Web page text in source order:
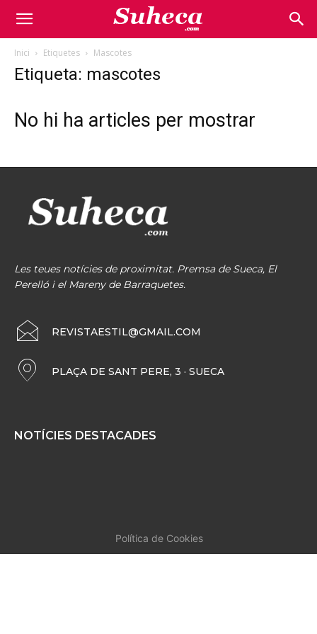
Inici Etiquetes Mascotes
Etiqueta: mascotes
No hi ha articles per mostrar
Les teues notícies de proximitat. Premsa de Sueca, El
Perelló i el Mareny de Barraquetes.
REVISTAESTIL@GMAIL.COM
PLAÇA DE SANT PERE, 3 · SUECA
NOTÍCIES DESTACADES
Política de Cookies